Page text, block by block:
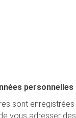
personnelles
sont enregistrées
vous adresser des